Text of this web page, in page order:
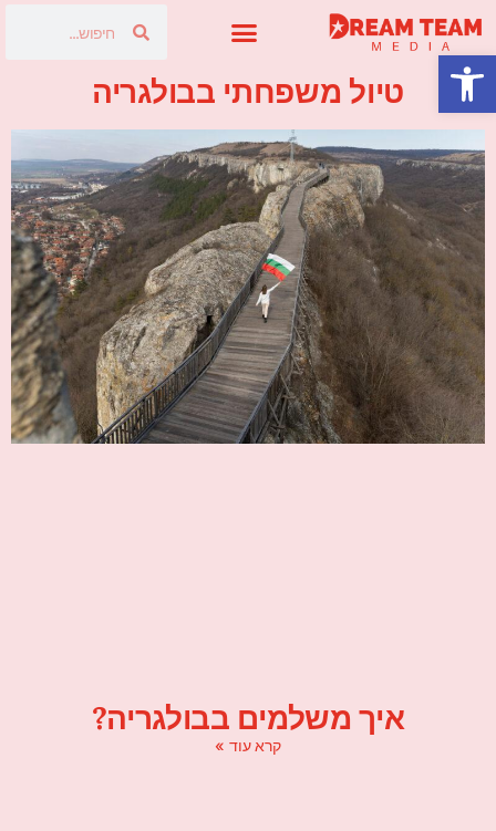
טיול משפחתי בבולגריה
איך משלמים בבולגריה?
קרא עוד »
פתח סרגל נגישות